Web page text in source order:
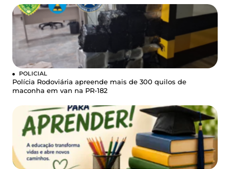
POLICIAL
Polícia Rodoviária apreende mais de 300 quilos de
maconha em van na PR-182